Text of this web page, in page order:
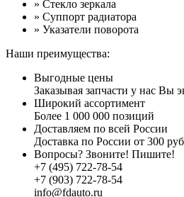
» Стекло зеркала
» Суппорт радиатора
» Указатели поворота
Наши преимущества:
Выгодные цены
Заказывая запчасти у нас Вы
Широкий ассортимент
Более 1 000 000 позиций
Доставляем по всей России
Доставка по России от 300
Вопросы? Звоните! Пишите!
+7 (495) 722-78-54
+7 (903) 722-78-54
info@fdauto.ru